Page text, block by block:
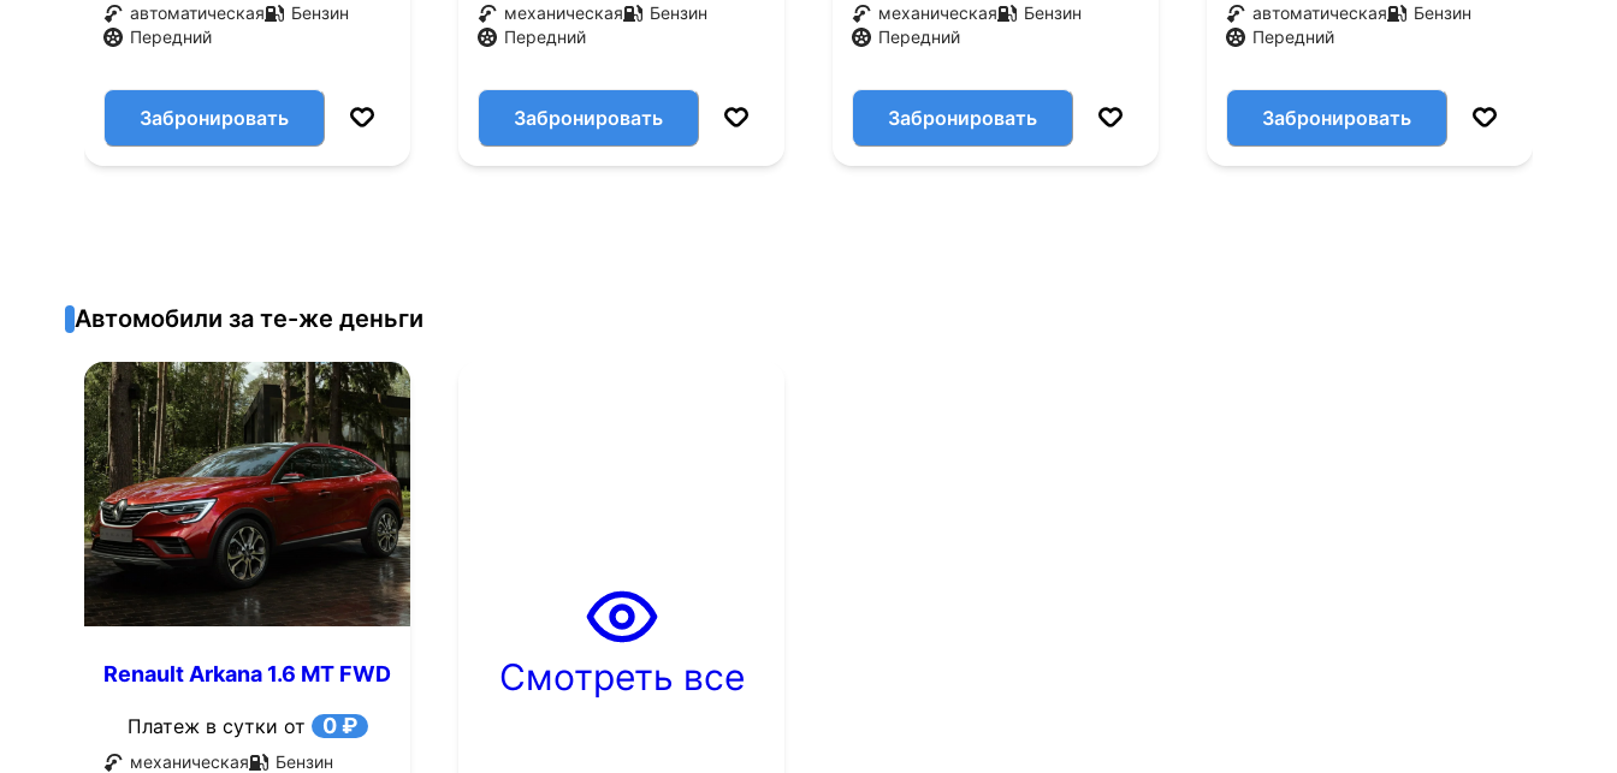
автоматическая
Бензин
Передний
Забронировать
механическая
Бензин
Передний
Забронировать
механическая
Бензин
Передний
Забронировать
автоматическая
Бензин
Передний
Забронировать
Автомобили за те-же деньги
Renault Arkana 1.6 MT FWD
Платеж в сутки от 0 ₽
механическая
Бензин
Смотреть все